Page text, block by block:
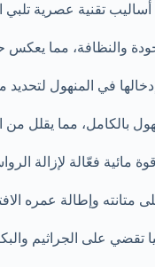
تقنية عصرية تلبي
والنظافة، مما
في المنهول لتحديد
بالكامل، مما
مائية فعّالة لإزالة
وإطالة عمره
تقضي على الجراثيم